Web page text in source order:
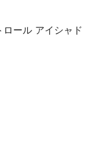
ール アイシャド